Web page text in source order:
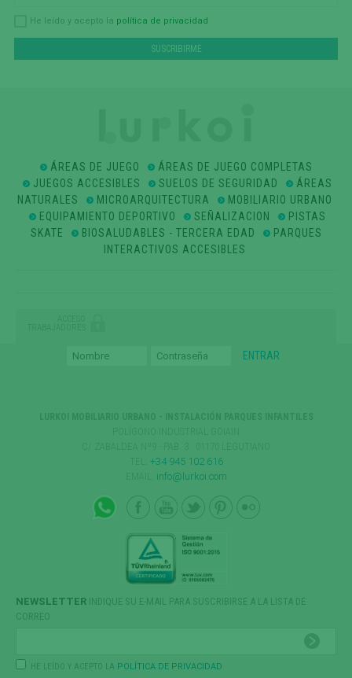
He leído y acepto la política de privacidad
ÁREAS DE JUEGO
ÁREAS DE JUEGO COMPLETAS
JUEGOS ACCESIBLES
SUELOS DE SEGURIDAD
ÁREAS
NATURALES
MICROARQUITECTURA
MOBILIARIO URBANO
EQUIPAMIENTO DEPORTIVO
SEÑALIZACION
PISTAS
SKATE
BIOSALUDABLES - TERCERA EDAD
PARQUES
INTERACTIVOS ACCESIBLES
ACCESO
TRABAJADORES
+34 945 102 616
info@lurkoi.com
NEWSLETTER INDIQUE SU E-MAIL PARA SUSCRIBIRSE A LA LISTA DE
CORREO
HE LEÍDO Y ACEPTO LA POLÍTICA DE PRIVACIDAD